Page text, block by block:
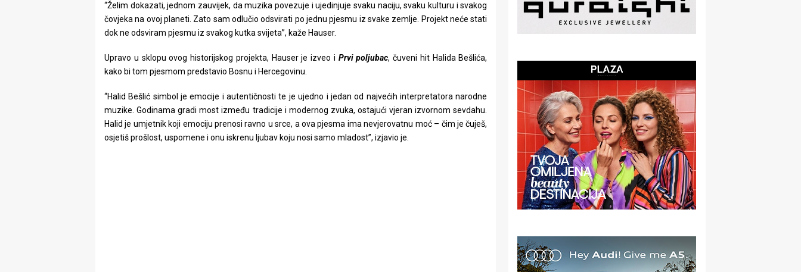
“Želim dokazati, jednom zauvijek, da muzika povezuje i ujedinjuje svaku naciju, svaku kulturu i svakog
čovjeka na ovoj planeti. Zato sam odlučio odsvirati po jednu pjesmu iz svake zemlje. Projekt neće stati
dok ne odsviram pjesmu iz svakog kutka svijeta”, kaže Hauser.
Upravo u sklopu ovog historijskog projekta, Hauser je izveo i Prvi poljubac, čuveni hit Halida Bešlića,
kako bi tom pjesmom predstavio Bosnu i Hercegovinu.
“Halid Bešlić simbol je emocije i autentičnosti te je ujedno i jedan od najvećih interpretatora narodne
muzike. Godinama gradi most između tradicije i modernog zvuka, ostajući vjeran izvornom sevdahu.
Halid je umjetnik koji emociju prenosi ravno u srce, a ova pjesma ima nevjerovatnu moć – čim je čuješ,
osjetiš prošlost, uspomene i onu iskrenu ljubav koju nosi samo mladost”, izjavio je.